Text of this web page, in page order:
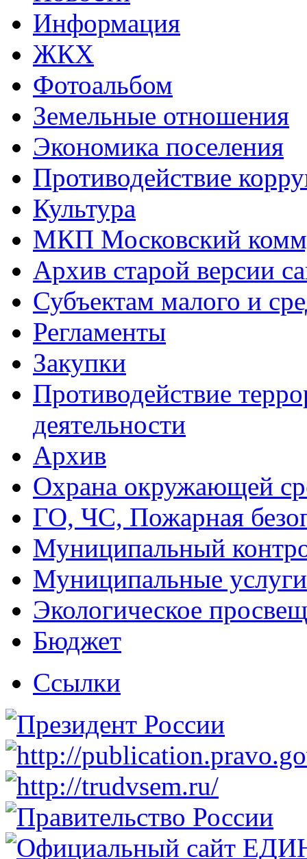
Информация
ЖКХ
Фотоальбом
Земельные отношения
Экономика поселения
Противодействие
Культура
МКП Московский
Архив старой версии
Субъектам малого и
Регламенты
Закупки
Противодействие
деятельности
Архив
Охрана окружающей
ГО, ЧС, Пожарная
Муниципальный
Муниципальные услуги
Экологическое
Бюджет
Ссылки